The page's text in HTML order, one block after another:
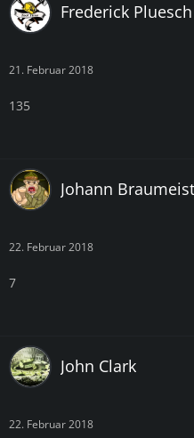
Frederick Pluesch
21. Februar 2018
135
Johann
22. Februar 2018
7
John Clark
22. Februar 2018